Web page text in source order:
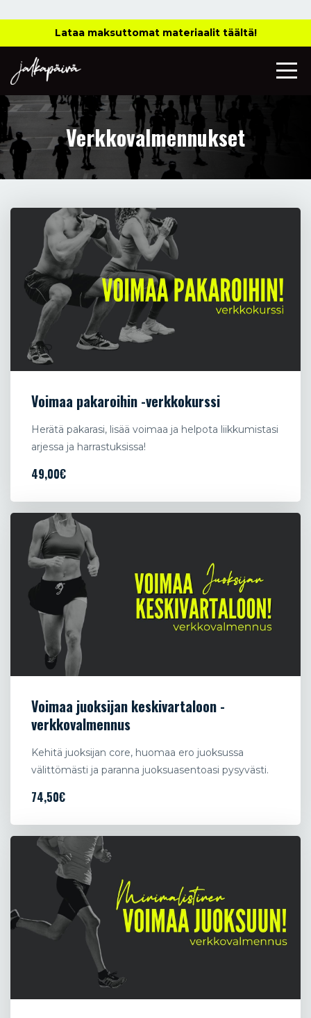
Lataa maksuttomat materiaalit täältä!
Verkkovalmennukset
Voimaa pakaroihin -verkkokurssi
Herätä pakarasi, lisää voimaa ja helpota liikkumistasi
arjessa ja harrastuksissa!
49,00€
Voimaa juoksijan keskivartaloon -
verkkovalmennus
Kehitä juoksijan core, huomaa ero juoksussa
välittömästi ja paranna juoksuasentoasi pysyvästi.
74,50€